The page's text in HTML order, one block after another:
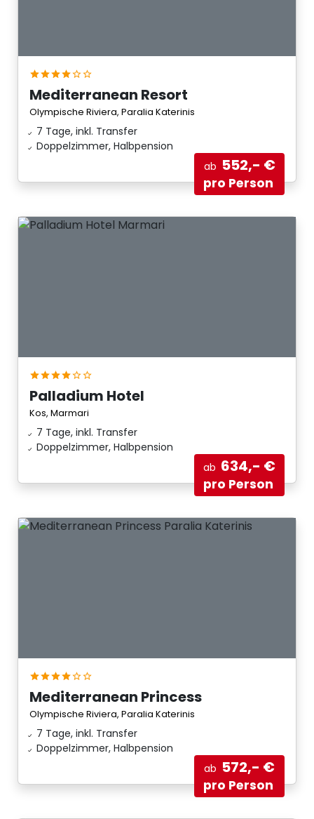
Mediterranean Resort
Olympische Riviera, Paralia Katerinis
7 Tage, inkl. Transfer
Doppelzimmer, Halbpension
ab 552,- €
pro Person
Palladium Hotel
Kos, Marmari
7 Tage, inkl. Transfer
Doppelzimmer, Halbpension
ab 634,- €
pro Person
Mediterranean Princess
Olympische Riviera, Paralia Katerinis
7 Tage, inkl. Transfer
Doppelzimmer, Halbpension
ab 572,- €
pro Person